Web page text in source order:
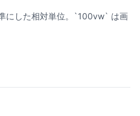
にした相対単位。`100vw` は画